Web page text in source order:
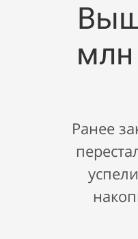
млн
Ранее